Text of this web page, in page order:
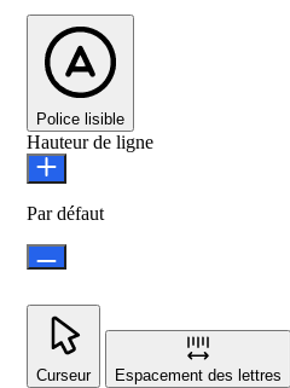
Police lisible
Hauteur de ligne
Par défaut
Curseur Espacement des lettres